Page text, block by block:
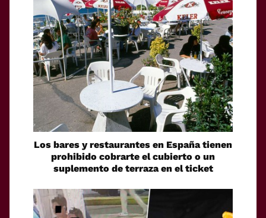
Los bares y restaurantes en España tienen
prohibido cobrarte el cubierto o un
suplemento de terraza en el ticket